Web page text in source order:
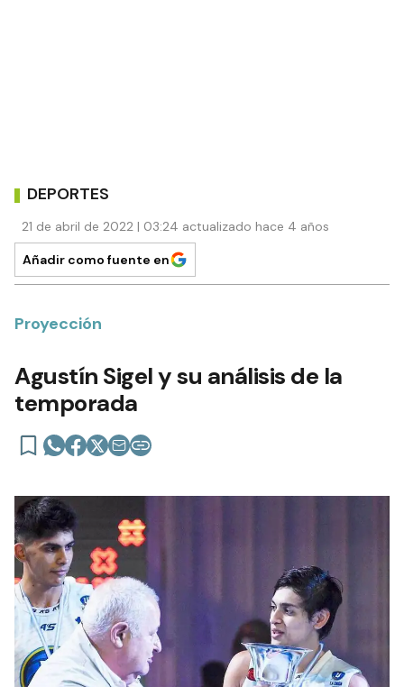
DEPORTES
21 de abril de 2022 | 03:24 actualizado hace 4 años
Añadir como fuente en
Proyección
Agustín Sigel y su análisis de la
temporada